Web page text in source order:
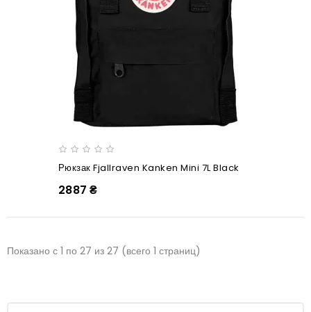
Рюкзак Fjallraven Kanken Mini 7L Black
2887 ₴
Показано с 1 по 27 из 27 (всего 1 страниц)